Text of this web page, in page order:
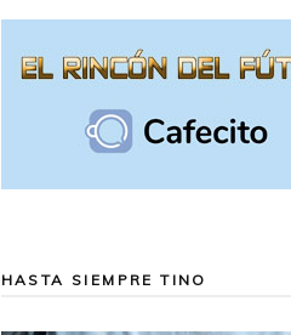
HASTA SIEMPRE TINO